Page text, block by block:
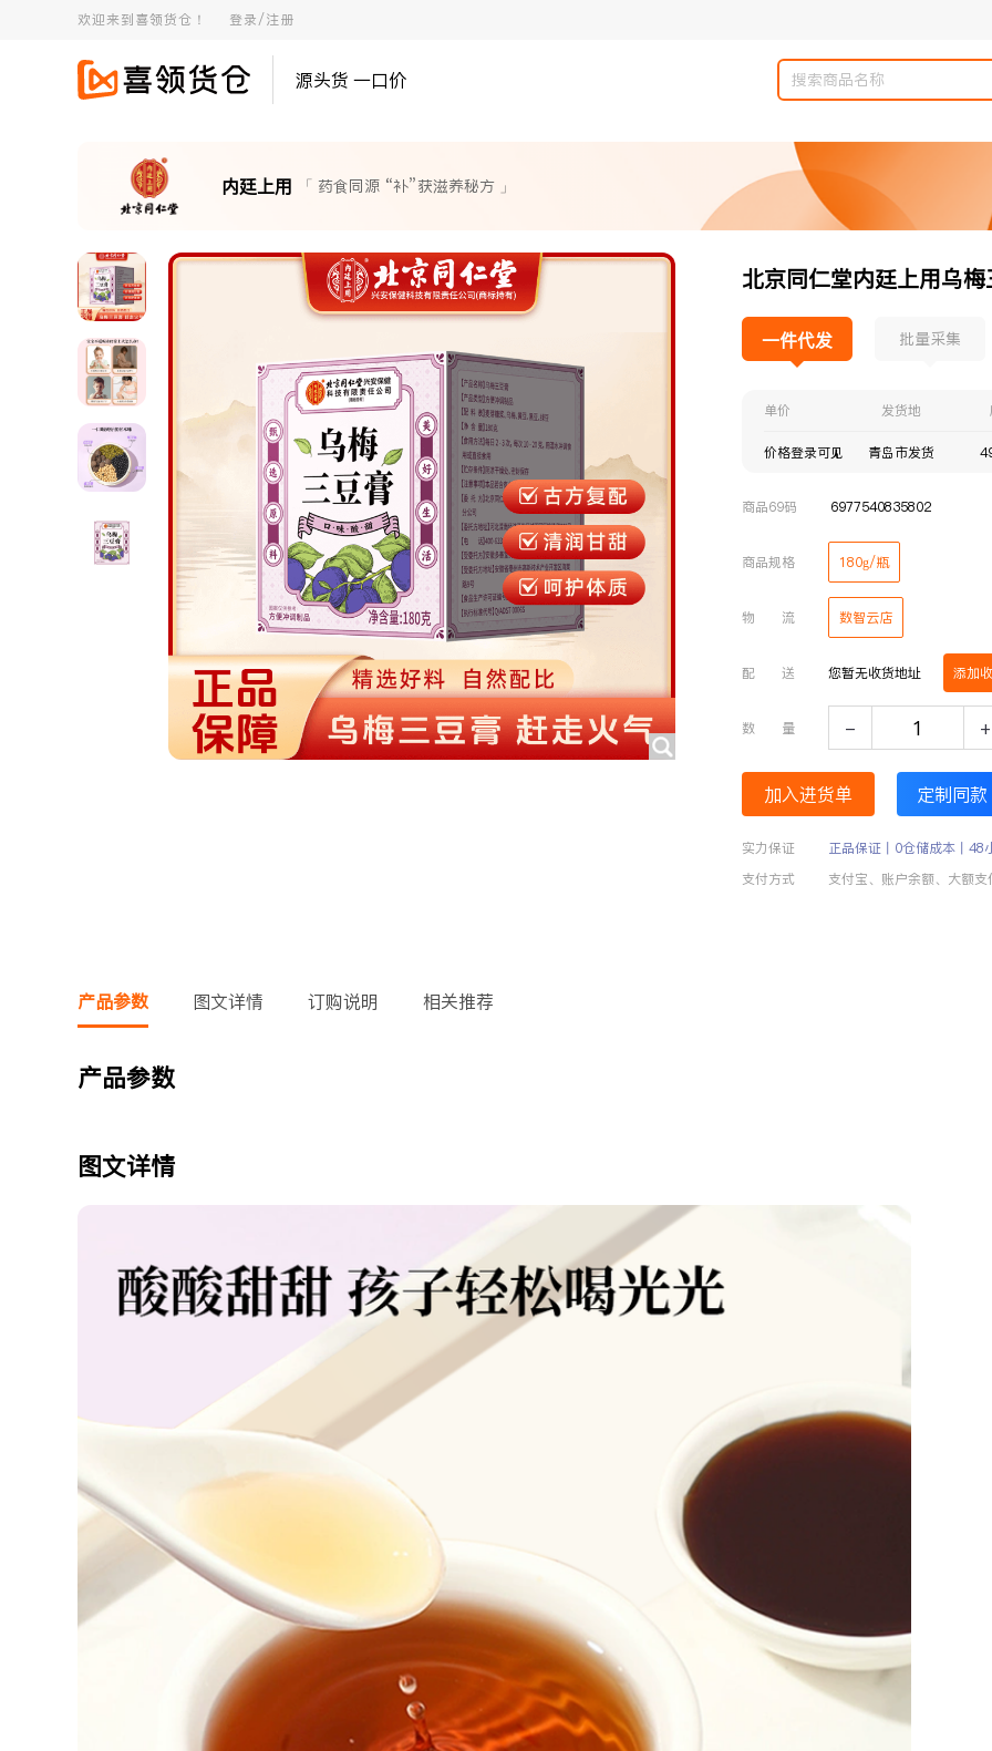
欢迎来到喜领货仓！ 登录/注册
源头货 一口价
内廷上用 「 药食同源 “补”获滋养秘方 」
北京同仁堂内廷上用乌
一件代发 批量采集
单价 发货地
价格登录可见 青岛市发货
商品69码 6977540835802
商品规格 180g/瓶
物 流 数智云店
配 送 您暂无收货地址 添加
数 量 - +
加入进货单 定制同款
实力保证
正品保证丨0仓储成本丨48
支付方式
支付宝、账户余额、大额支
产品参数 图文详情 订购说明 相关推荐
产品参数
图文详情